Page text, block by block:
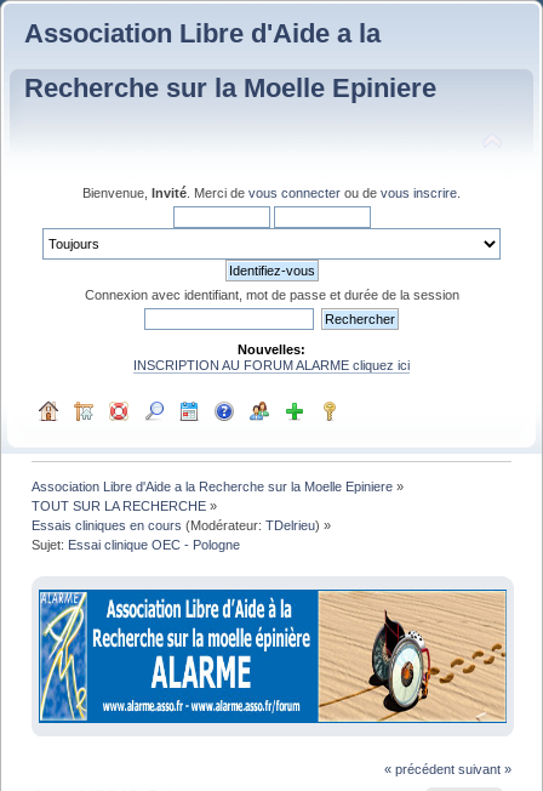
Association Libre d'Aide a la
Recherche sur la Moelle Epiniere
Bienvenue, Invité . Merci de vous connecter ou de vous inscrire
Connexion avec identifiant, mot de passe et durée de la session
Nouvelles:
INSCRIPTION AU FORUM ALARME cliquez ici
Association Libre d'Aide a la Recherche sur la Moelle Epiniere »
TOUT SUR LA RECHERCHE »
Essais cliniques en cours (Modérateur:TDelrieu) »
Sujet: Essai clinique OEC - Pologne
« précédent suivant »